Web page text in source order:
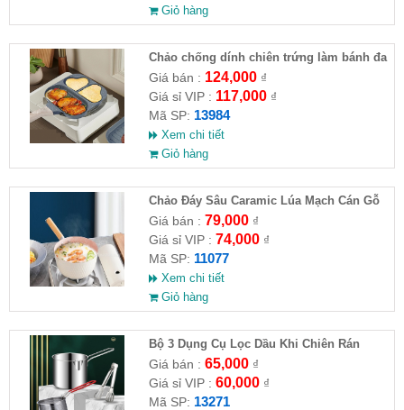
Giỏ hàng
Chảo chống dính chiên trứng làm bánh đa
năng 3 ngăn
Giá bán : 124,000₫
Giá sỉ VIP : 117,000₫
Mã SP: 13984
Xem chi tiết
Giỏ hàng
Chảo Đáy Sâu Caramic Lúa Mạch Cán Gỗ
Giá bán : 79,000₫
Giá sỉ VIP : 74,000₫
Mã SP: 11077
Xem chi tiết
Giỏ hàng
Bộ 3 Dụng Cụ Lọc Dầu Khi Chiên Rán
Giá bán : 65,000₫
Giá sỉ VIP : 60,000₫
Mã SP: 13271